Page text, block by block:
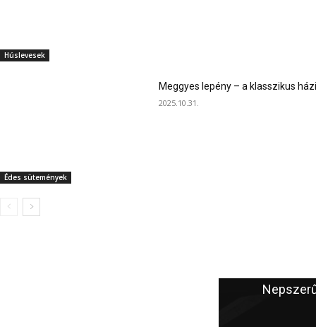
Húslevesek
Édes sütemények
Meggyes lepény – a klasszikus
2025.10.31.